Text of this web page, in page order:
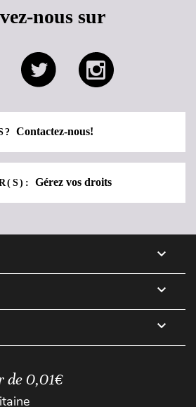
nous sur
Contactez-nous!
Gérez vos droits



de 0,01€